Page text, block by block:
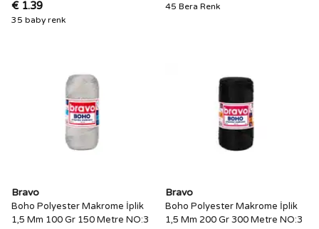
€ 1.39
35 baby renk
45 Bera Renk
Bravo
Boho Polyester Makrome İplik
1,5 Mm 100 Gr 150 Metre NO:3
Bravo
Boho Polyester Makrome İplik
1,5 Mm 200 Gr 300 Metre NO:3